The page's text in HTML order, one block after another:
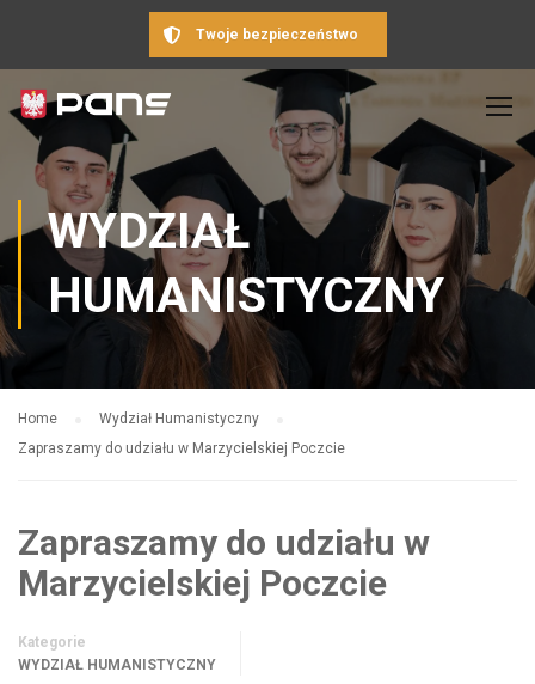
Twoje bezpieczeństwo
WYDZIAŁ
HUMANISTYCZNY
Home
Wydział Humanistyczny
Zapraszamy do udziału w Marzycielskiej Poczcie
Zapraszamy do udziału w
Marzycielskiej Poczcie
Kategorie
WYDZIAŁ HUMANISTYCZNY